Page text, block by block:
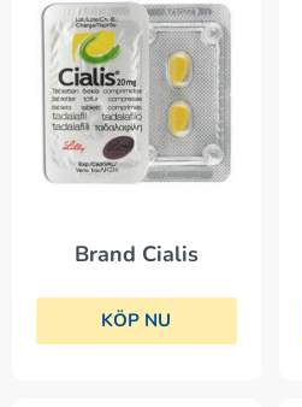
Brand Cialis
KÖP NU